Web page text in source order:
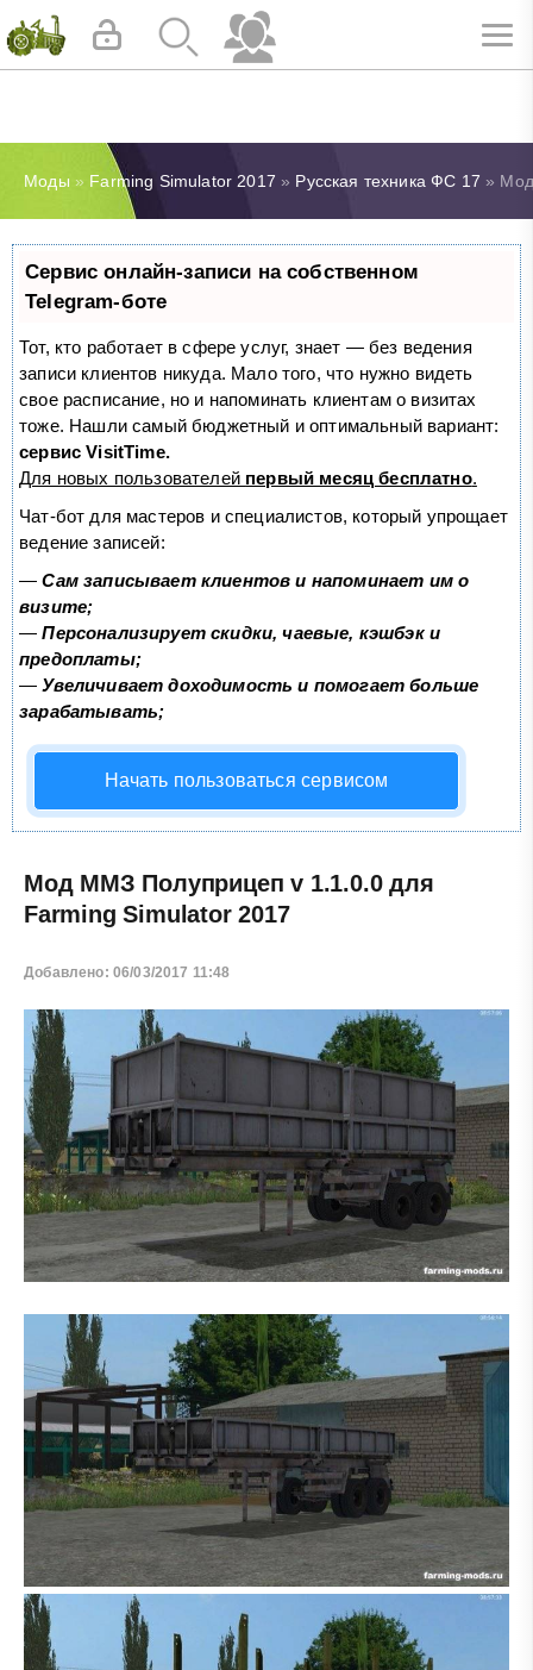
Моды » Farming Simulator 2017 » Русская техника ФС 17 »
Сервис онлайн-записи на собственном
Telegram-боте
Тот, кто работает в сфере услуг, знает — без ведения
записи клиентов никуда. Мало того, что нужно видеть
свое расписание, но и напоминать клиентам о визитах
тоже. Нашли самый бюджетный и оптимальный вариант:
сервис VisitTime.
Для новых пользователей первый месяц бесплатно.
Чат-бот для мастеров и специалистов, который упрощает
ведение записей:
—Сам записывает клиентов и напоминает им о
визите;
—Персонализирует скидки, чаевые, кэшбэк и
предоплаты;
—Увеличивает доходимость и помогает больше
зарабатывать;
Начать пользоваться сервисом
Мод ММЗ Полуприцеп v 1.1.0.0 для
Farming Simulator 2017
Добавлено: 06/03/2017 11:48